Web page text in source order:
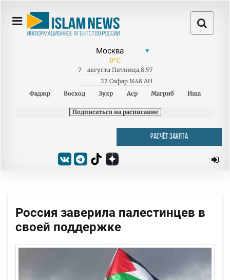
0°C
7 августа Пятница,8:57
22 Сафар 1448 AH
Фаджр
Восход Зухр Аср Магриб Иша
Подписаться на расписание
РАСЧЁТ ЗАКЯТА
Россия заверила палестинцев в
своей поддержке